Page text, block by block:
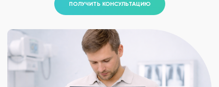
ПОЛУЧИТЬ КОНСУЛЬТАЦИЮ